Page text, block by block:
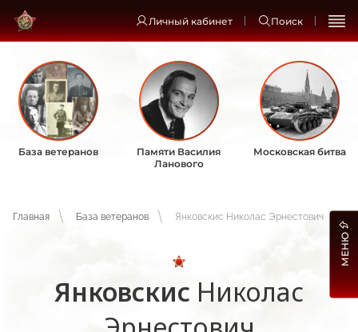
Личный кабинет Поиск
База ветеранов
Памяти Василия
Ланового
Московская битва
Главная База ветеранов Янковскис Николас Эрнестович
Янковскис Николас
МЕНЮ